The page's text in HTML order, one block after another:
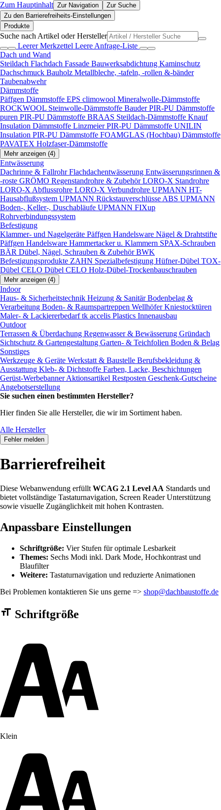
Zum Hauptinhalt Zur Navigation
Zur Suche
Zu den Barrierefreiheits-Einstellungen
Produkte
Suche nach Artikel oder Hersteller
Leerer Merkzettel Leere Anfrage-Liste
Dach und Wand
Steildach Flachdach Fassade Bauwerksabdichtung Kaminschutz
Dachschmuck Bauholz Metallbleche, -tafeln, -rollen &-bänder
Taubenabwehr
Dämmstoffe
Päffgen Dämmstoffe EPS climowool Mineralwolle-Dämmstoffe
ROCKWOOL Steinwolle-Dämmstoffe Bauder PIR-PU Dämmstoffe
puren PIR-PU Dämmstoffe BRAAS Steildach-Dämmstoffe Knauf
Insulation Dämmstoffe Linzmeier PIR-PU Dämmstoffe UNILIN
Insulation PIR-PU Dämmstoffe FOAMGLAS (Hochbau) Dämmstoffe
PAVATEX Holzfaser-Dämmstoffe
Mehr anzeigen (4)
Entwässerung
Dachrinne & FallrohrFlachdachentwässerung Entwässerungsrinnen &
-roste GRÖMO Regenstandrohre & ZubehörLORO-X Standrohre
LORO-X Abflussrohre LORO-X Verbundrohre UPMANN HT-
Hausabflußsystem UPMANN Rückstauverschlüsse ABS UPMANN
Boden-, Keller-, Duschabläufe UPMANN FIXup
Rohrverbindungssystem
Befestigung
Klammer- und Nagelgeräte Päffgen Handelsware Nägel & Drahtstifte
Päffgen Handelsware Hammertacker u. Klammern SPAX-Schrauben
BÄR Dübel, Nägel, Schrauben & ZubehörBWK
Befestigungsprodukte ZAHN Spezialbefestigung Hüfner-Dübel TOX-
Dübel CELO Dübel CELO Holz-Dübel-Trockenbauschrauben
Mehr anzeigen (4)
Indoor
Haus- & Sicherheitstechnik Heizung & SanitärBodenbelag &
Verarbeitung Boden- & Raumspartreppen Wellhöfer Kniestocktüren
Maler- & Lackiererbedarftk accelis Plastics Innenausbau
Outdoor
Terrassen & Überdachung Regenwasser & Bewässerung Gründach
Sichtschutz & Gartengestaltung Garten- & Teichfolien Boden & Belag
Sonstiges
Werkzeuge & Geräte Werkstatt & Baustelle Berufsbekleidung &
Ausstattung Kleb- & Dichtstoffe Farben, Lacke, Beschichtungen
Gerüst-WerbebannerAktionsartikel Restposten Geschenk-Gutscheine
Angebotserstellung
Sie suchen einen bestimmten Hersteller?
Hier finden Sie alle Hersteller, die wir im Sortiment haben.
Alle Hersteller
Fehler melden
Barrierefreiheit
Diese Webanwendung erfüllt WCAG 2.1 Level AA Standards und
bietet vollständige Tastaturnavigation, Screen Reader Unterstützung
sowie visuelle Zugänglichkeit mit hohen Kontrasten.
Anpassbare Einstellungen
Schriftgröße: Vier Stufen für optimale Lesbarkeit
Themes: Sechs Modi inkl. Dark Mode, Hochkontrast und
Blaufilter
Weitere: Tastaturnavigation und reduzierte Animationen
Bei Problemen kontaktieren Sie uns gerne => shop@dachbaustoffe.de
Barrierefreiheit Einstellungen Formular
Schriftgröße
Klein